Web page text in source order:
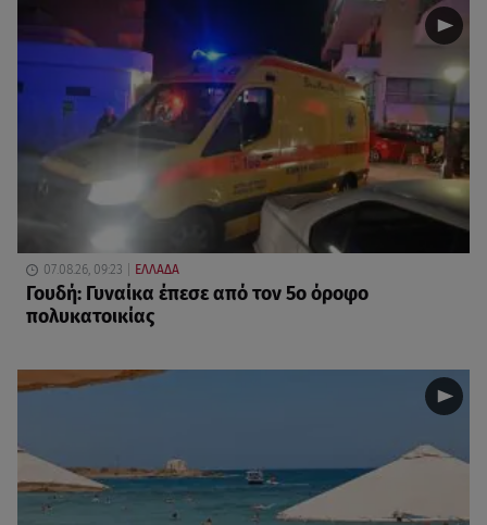
07.08.26, 09:23 ΕΛΛΑΔΑ
Γουδή: Γυναίκα έπεσε από τον 5ο όροφο
πολυκατοικίας